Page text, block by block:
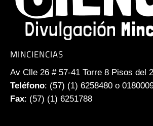
MINCIENCIAS
Av Clle 26 # 57-41 Torre 8 Pisos del
Teléfono: (57) (1) 6258480 o
Fax: (57) (1) 6251788